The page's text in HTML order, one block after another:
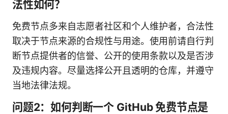
法性如何？
免费节点多来自志愿者社区和个人维护者，合法性
取决于节点来源的合规性与用途。使用前请自行判
断节点提供者的信誉、公开的使用条款以及是否涉
及违规内容。尽量选择公开且透明的仓库，并遵守
当地法律法规。
问题2：如何判断一个 GitHub 免费节点是